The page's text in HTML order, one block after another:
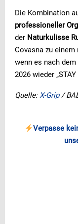
Die Kombination
professioneller
der Naturkulisse
Covasna zu einem
wenn es nach dem
2026 wieder
Quelle:X-Grip/
Verpasse